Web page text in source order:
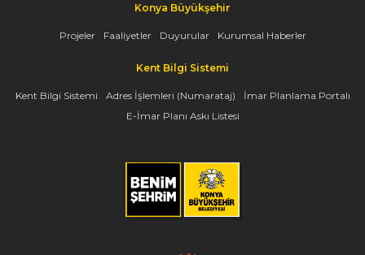
Konya Büyükşehir
Projeler Faaliyetler Duyurular Kurumsal Haberler
Kent Bilgi Sistemi
Kent Bilgi Sistemi Adres İşlemleri (Numarataj)
İmar Planlama Portalı
E-İmar Planı Askı Listesi